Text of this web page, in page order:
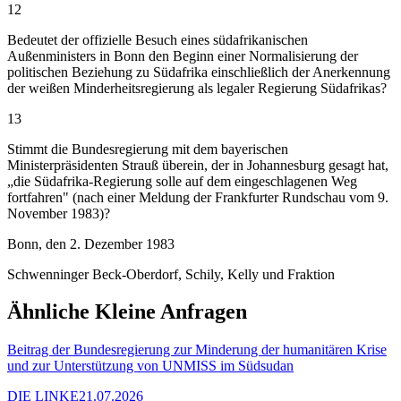
12
Bedeutet der offizielle Besuch eines südafrikanischen
Außenministers in Bonn den Beginn einer Normalisierung der
politischen Beziehung zu Südafrika einschließlich der Anerkennung
der weißen Minderheitsregierung als legaler Regierung Südafrikas?
13
Stimmt die Bundesregierung mit dem bayerischen
Ministerpräsidenten Strauß überein, der in Johannesburg gesagt hat,
„die Südafrika-Regierung solle auf dem eingeschlagenen Weg
fortfahren" (nach einer Meldung der Frankfurter Rundschau vom 9.
November 1983)?
Bonn, den 2. Dezember 1983
Schwenninger Beck-Oberdorf, Schily, Kelly und Fraktion
Ähnliche Kleine Anfragen
Beitrag der Bundesregierung zur Minderung der humanitären Krise
und zur Unterstützung von UNMISS im Südsudan
DIE LINKE21.07.2026